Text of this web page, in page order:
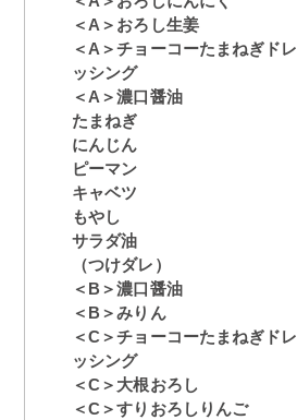
＜A＞おろし生姜
＜A＞チョーコーたまねぎドレ
ッシング
＜A＞濃口醤油
たまねぎ
にんじん
ピーマン
キャベツ
もやし
サラダ油
（つけダレ）
＜B＞濃口醤油
＜B＞みりん
＜C＞チョーコーたまねぎドレ
ッシング
＜C＞大根おろし
＜C＞すりおろしりんご